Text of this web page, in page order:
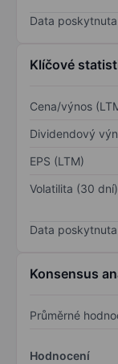
Data
Klíčové
Cena/výnos
Dividendový
EPS (LTM)
Volatilita (30 dní)
Data
Konsensus
Průměrné
Hodnocení